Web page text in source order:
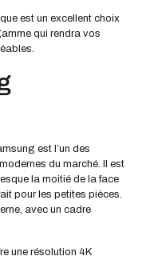
est un excellent choix
qui rendra vos
est l’un des
du marché. Il est
la moitié de la face
pour les petites pièces.
avec un cadre
une résolution 4K